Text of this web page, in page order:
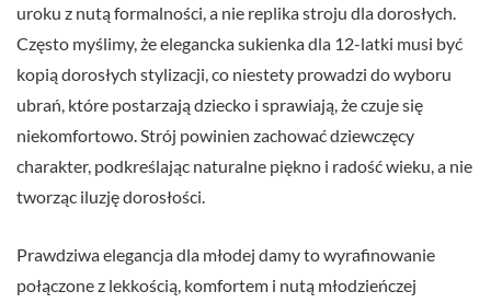
uroku z nutą formalności, a nie replika stroju dla dorosłych.
Często myślimy, że elegancka sukienka dla 12-latki musi być
kopią dorosłych stylizacji, co niestety prowadzi do wyboru
ubrań, które postarzają dziecko i sprawiają, że czuje się
niekomfortowo. Strój powinien zachować dziewczęcy
charakter, podkreślając naturalne piękno i radość wieku, a nie
tworząc iluzję dorosłości.
Prawdziwa elegancja dla młodej damy to wyrafinowanie
połączone z lekkością, komfortem i nutą młodzieńczej